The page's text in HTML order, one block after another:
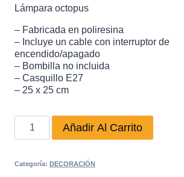
Lámpara octopus
– Fabricada en poliresina
– Incluye un cable con interruptor de
encendido/apagado
– Bombilla no incluida
– Casquillo E27
– 25 x 25 cm
Lámpara
octopus
Añadir Al Carrito
Categoría: DECORACIÓN